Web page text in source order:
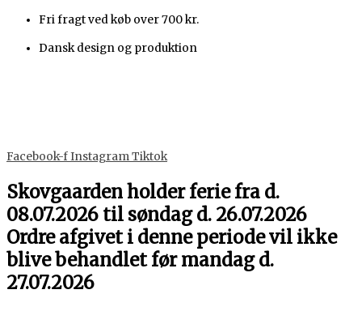
indholdet
Fri fragt ved køb over 700 kr.
Dansk design og produktion
Facebook-fInstagramTiktok
Skovgaarden holder ferie fra d.
08.07.2026 til søndag d. 26.07.2026
Ordre afgivet i denne periode vil ikke
blive behandlet før mandag d.
27.07.2026
Lastbil
vare
har
vare
har
vare
har
vare
har